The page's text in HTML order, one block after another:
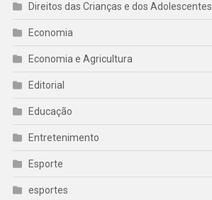
Direitos das Crianças e dos Adolescentes
Economia
Economia e Agricultura
Editorial
Educação
Entretenimento
Esporte
esportes